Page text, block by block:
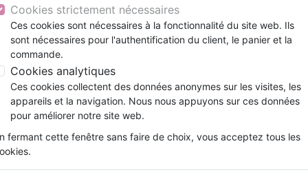
Français courant
Bibles d'étude
Bibles audio
Nouveaux Testaments
société, politique
adoration, louange
spirituel
couple
Israël, Messianique
Evangelisation
Formation
jeunes
jeunesse
Livres d'activités
CD Jeunesse
Compilations
Rock
reportages
Enseignement, conférences
dessinées
: Par page :
Cookies strictement nécessaires
Ces cookies sont nécessaires à la fonctionnalité du site web. Ils
sont nécessaires pour l'authentification du client, le panier et la
commande.
Cookies analytiques
Ces cookies collectent des données anonymes sur les visites, les
appareils et la navigation. Nous nous appuyons sur ces données
pour améliorer notre site web.
fermant cette fenêtre sans faire de choix, vous acceptez tous les